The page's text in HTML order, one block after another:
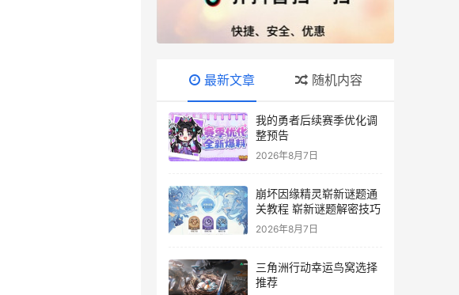
最新文章 随机内容
我的勇者后续赛季优化调
整预告
2026年8月7日
崩坏因缘精灵崭新谜题通
关教程 崭新谜题解密技巧
2026年8月7日
三角洲行动幸运鸟窝选择
推荐